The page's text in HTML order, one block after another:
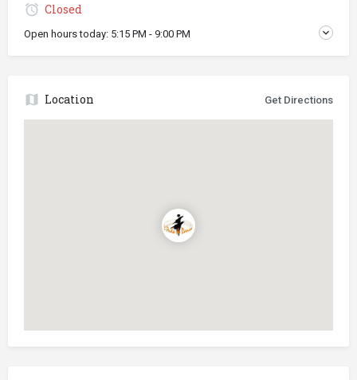
Closed
Open hours today: 5:15 PM - 9:00 PM
Location Get Directions